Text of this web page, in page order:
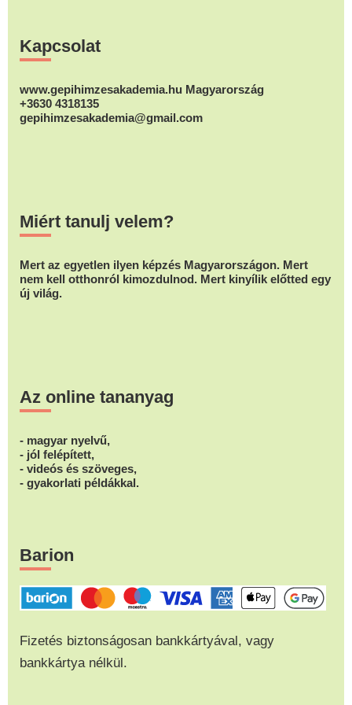
Kapcsolat
www.gepihimzesakademia.hu Magyarország
+3630 4318135
gepihimzesakademia@gmail.com
Miért tanulj velem?
Mert az egyetlen ilyen képzés Magyarországon. Mert
nem kell otthonról kimozdulnod. Mert kinyílik előtted egy
új világ.
Az online tananyag
- magyar nyelvű,
- jól felépített,
- videós és szöveges,
- gyakorlati példákkal.
Barion
Fizetés biztonságosan bankkártyával, vagy
bankkártya nélkül.